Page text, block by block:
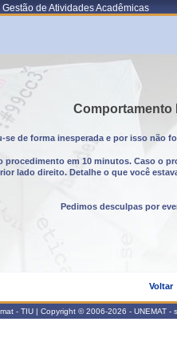
de Atividades Acadêmicas
Comportamento
se de forma inesperada e por isso não
procedimento em 10 minutos. Caso o
lado direito. Detalhe o que você
Pedimos desculpas por
Voltar
- TIU | Copyright © 2006-2026 - UNEMAT